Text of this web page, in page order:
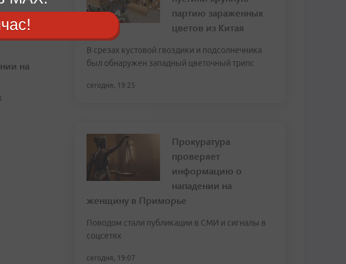
на
партию зараженных
цветов из Китая
В срезах кустовой гвоздики и подсолнечника
был обнаружен западный цветочный трипс
сегодня, 19:25
Прокуратура
проверяет
информацию о
нападении на
женщину в Приморье
Поводом стали публикации в СМИ и сигналы в
соцсетях
сегодня, 19:07